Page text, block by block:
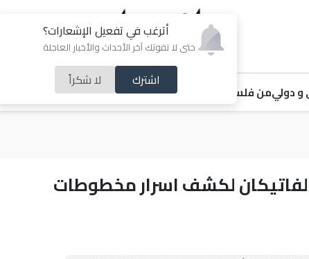
أترغب في تفعيل الإشعارات؟
حتى لا تفوتك آخر الأحداث والأخبار العاجلة
اشترك لا شكراً
و دوليمن فلسطين ملفات ساخنةخبر و صورةرياضة
لكشف اسرار مخطوطات